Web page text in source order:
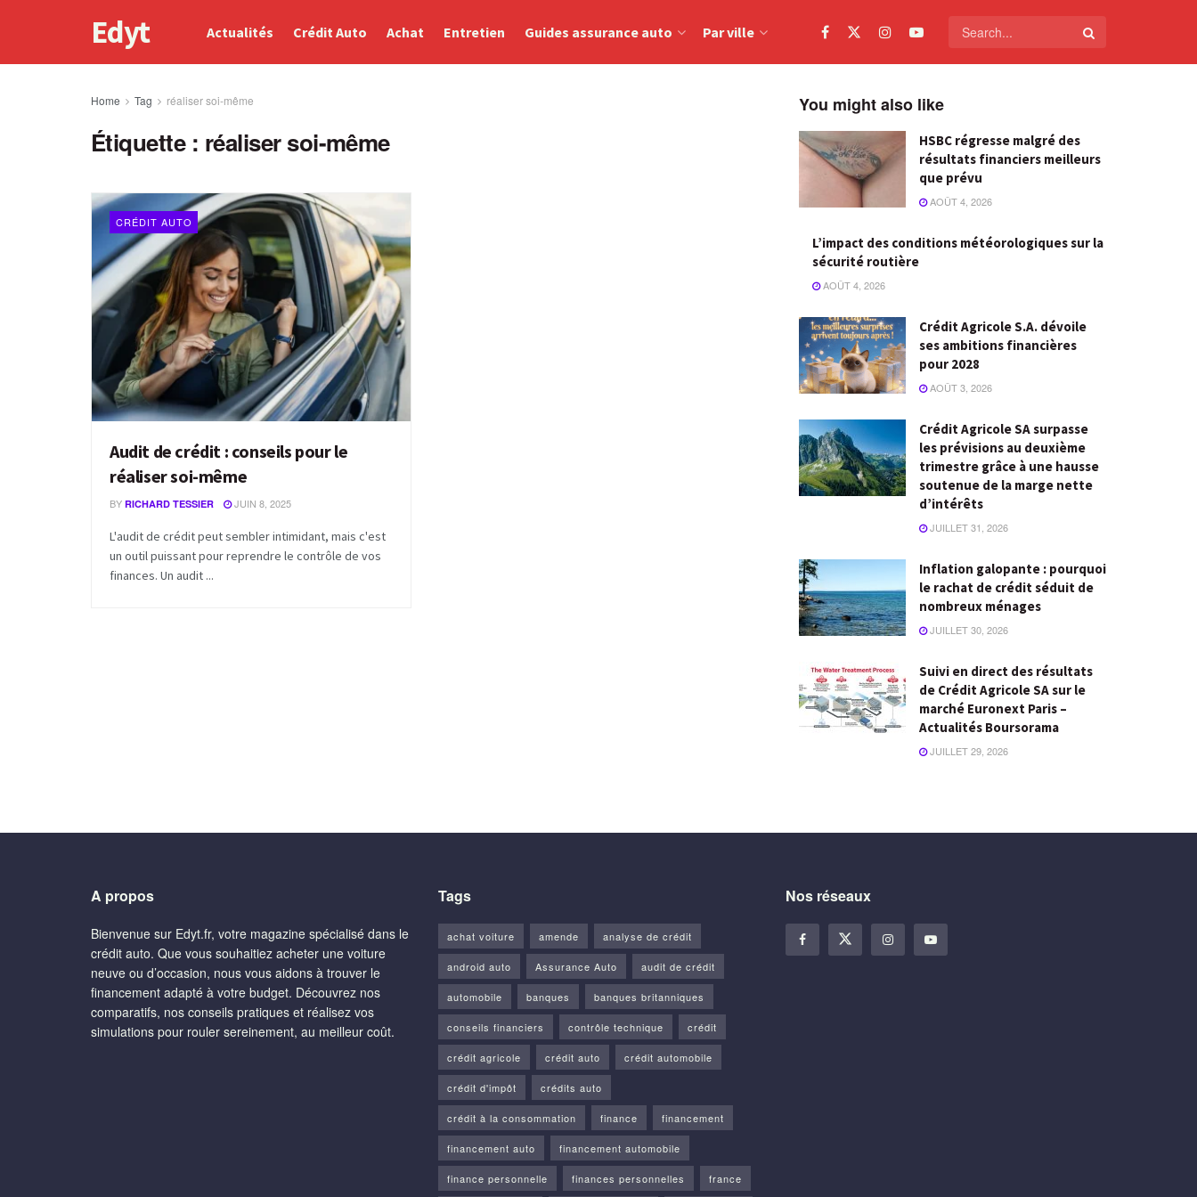
Edyt Actualités Crédit Auto Achat Entretien Guides assurance auto Par ville
Home Tag réaliser soi-même
Étiquette : réaliser soi-même
CRÉDIT AUTO
Audit de crédit : conseils pour le
réaliser soi-même
BY RICHARD TESSIER JUIN 8, 2025
L'audit de crédit peut sembler intimidant, mais c'est
un outil puissant pour reprendre le contrôle de vos
finances. Un audit ...
You might also like
HSBC régresse malgré des
résultats financiers meilleurs
que prévu
AOÛT 4, 2026
L’impact des conditions météorologiques sur la
sécurité routière
AOÛT 4, 2026
Crédit Agricole S.A. dévoile
ses ambitions financières
pour 2028
AOÛT 3, 2026
Crédit Agricole SA surpasse
les prévisions au deuxième
trimestre grâce à une hausse
soutenue de la marge nette
d’intérêts
JUILLET 31, 2026
Inflation galopante : pourquoi
le rachat de crédit séduit de
nombreux ménages
JUILLET 30, 2026
Suivi en direct des résultats
de Crédit Agricole SA sur le
marché Euronext Paris –
Actualités Boursorama
JUILLET 29, 2026
A propos
Bienvenue sur Edyt.fr, votre magazine spécialisé dans le
crédit auto. Que vous souhaitiez acheter une voiture
neuve ou d’occasion, nous vous aidons à trouver le
financement adapté à votre budget. Découvrez nos
comparatifs, nos conseils pratiques et réalisez vos
simulations pour rouler sereinement, au meilleur coût.
Tags
achat voiture amende analyse de crédit
android auto Assurance Auto audit de crédit
automobile banques banques britanniques
conseils financiers contrôle technique crédit
crédit agricole crédit auto crédit automobile
crédit d'impôt crédits auto
crédit à la consommation finance financement
financement auto financement automobile
finance personnelle finances personnelles france
Nos réseaux